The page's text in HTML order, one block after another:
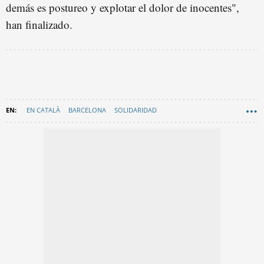
demás es postureo y explotar el dolor de inocentes",
han finalizado.
EN CATALÀ BARCELONA SOLIDARIDAD